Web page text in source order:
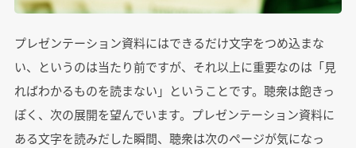
プレゼンテーション資料にはできるだけ文字をつめ込まな
い、というのは当たり前ですが、それ以上に重要なのは「見
ればわかるものを読まない」ということです。聴衆は飽きっ
ぽく、次の展開を望んでいます。プレゼンテーション資料に
ある文字を読みだした瞬間、聴衆は次のページが気になっ